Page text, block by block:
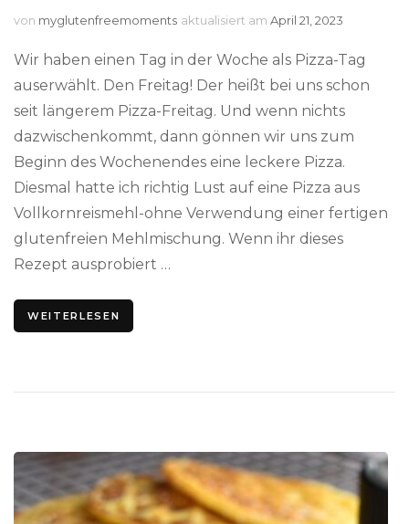
von myglutenfreemoments aktualisiert am April 21, 2023
Wir haben einen Tag in der Woche als Pizza-Tag
auserwählt. Den Freitag! Der heißt bei uns schon
seit längerem Pizza-Freitag. Und wenn nichts
dazwischenkommt, dann gönnen wir uns zum
Beginn des Wochenendes eine leckere Pizza.
Diesmal hatte ich richtig Lust auf eine Pizza aus
Vollkornreismehl-ohne Verwendung einer fertigen
glutenfreien Mehlmischung. Wenn ihr dieses
Rezept ausprobiert …
WEITERLESEN